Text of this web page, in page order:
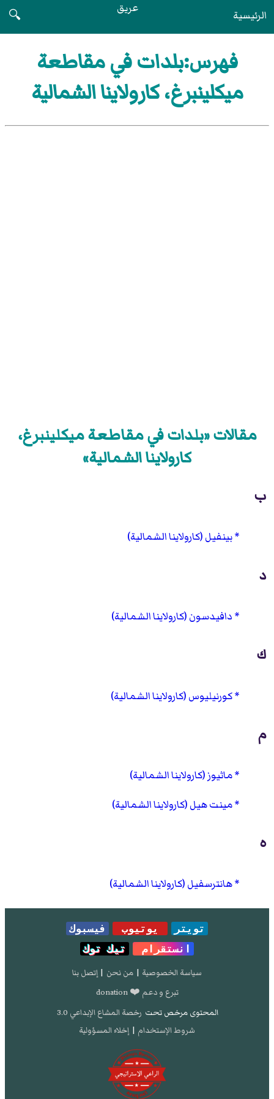
الرئيسية عريق
🔍
فهرس:بلدات في مقاطعة
ميكلينبرغ، كارولاينا الشمالية
مقالات «بلدات في مقاطعة ميكلينبرغ،
كارولاينا الشمالية»
ب
بينفيل (كارولاينا الشمالية)
د
دافيدسون (كارولاينا الشمالية)
ك
كورنيليوس (كارولاينا الشمالية)
م
ماثيوز (كارولاينا الشمالية)
مينت هيل (كارولاينا الشمالية)
ه
هانترسفيل (كارولاينا الشمالية)
تويتر يوتيوب
فيسبوك
انستقرام
تيك توك
سياسة الخصوصية | من نحن | إتصل بنا
تبرع و دعم ❤️ donation
المحتوى مرخص تحت رخصة المشاع الإبداعي 3.0
شروط الإستخدام | إخلاء المسؤولية